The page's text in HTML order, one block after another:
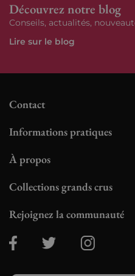
Découvrez notre blog
Conseils, actualités,
Lire sur le blog
Contact
Informations pratiques
À propos
Collections grands crus
Rejoignez la communauté